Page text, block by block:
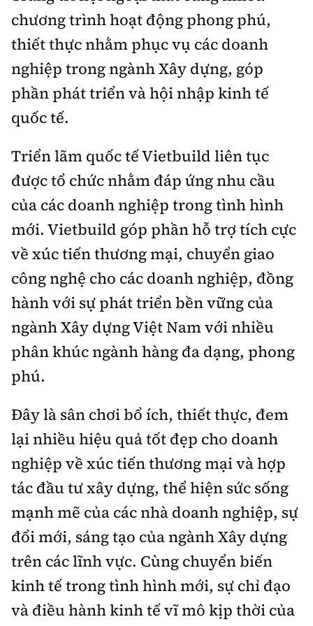
Tổng biên tập:Nguyễn Thị Hồng Nga
Phó Tổng biên tập:
Nguyễn Sơn Tùng,
Nguyễn Đức Thắng, La Đức Hùng
Hotline:
0901 514 799
Quảng cáo và Phát hành:
0915 057 282
Email:bandoc@baoxaydung.vn
chấp thuận bằng văn bản.
Thông tin tòa
chương trình hoạt động phong phú,
thiết thực nhằm phục vụ các doanh
nghiệp trong ngành Xây dựng, góp
phần phát triển và hội nhập kinh tế
quốc tế.
Triển lãm quốc tế Vietbuild liên tục
được tổ chức nhằm đáp ứng nhu cầu
của các doanh nghiệp trong tình hình
mới. Vietbuild góp phần hỗ trợ tích cực
về xúc tiến thương mại, chuyển giao
công nghệ cho các doanh nghiệp, đồng
hành với sự phát triển bền vững của
ngành Xây dựng Việt Nam với nhiều
phân khúc ngành hàng đa dạng, phong
phú.
Đây là sân chơi bổ ích, thiết thực, đem
lại nhiều hiệu quả tốt đẹp cho doanh
nghiệp về xúc tiến thương mại và hợp
tác đầu tư xây dựng, thể hiện sức sống
mạnh mẽ của các nhà doanh nghiệp, sự
đổi mới, sáng tạo của ngành Xây dựng
trên các lĩnh vực. Cùng chuyển biến
kinh tế trong tình hình mới, sự chỉ đạo
và điều hành kinh tế vĩ mô kịp thời của